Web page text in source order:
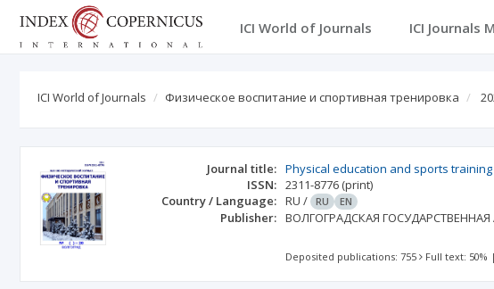
ICI World of Journals ICI Journals
ICI World of Journals Физическое воспитание и спортивная тренировка
Journal title: Physical education and sports training
ISSN: 2311-8776 (print)
Country / Language: RU / RU EN
Publisher: ВОЛГОГРАДСКАЯ
Deposited publications: 755 Full text: 50%